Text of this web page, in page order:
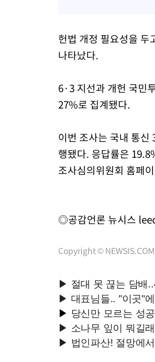
헌법 개정 필요성을
나타났다.
6·3 지선과 개헌 국민
27%로 집계됐다.
이번 조사는 국내 통
행됐다. 응답률은
조사심의위원회 홈페
◎공감언론 뉴시스
Copyright ©